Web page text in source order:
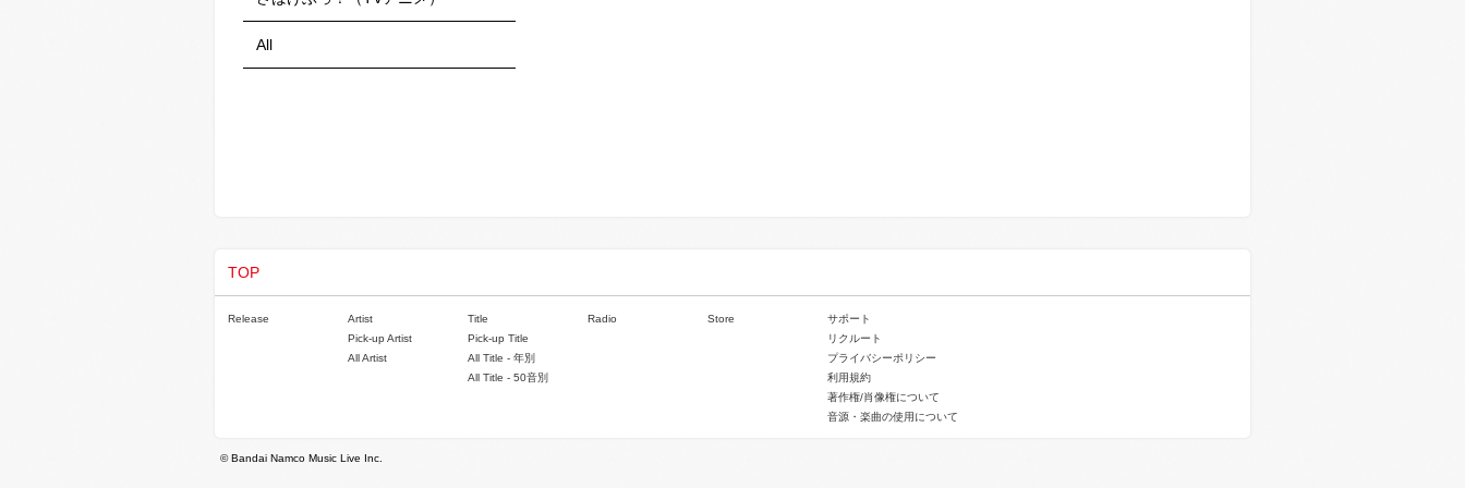
All
TOP
Release
Artist
Pick-up Artist
All Artist
Title
Pick-up Title
All Title - 年別
All Title - 50音別
Radio Store
サポート
リクルート
プライバシーポリシー
利用規約
著作権/肖像権について
音源・楽曲の使用について
© Bandai Namco Music Live Inc.